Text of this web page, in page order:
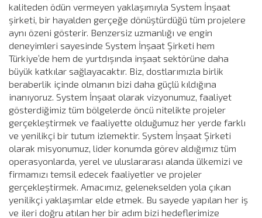
kaliteden ödün vermeyen yaklaşımıyla System İnşaat
şirketi, bir hayalden gerçeğe dönüştürdüğü tüm projelere
aynı özeni gösterir. Benzersiz uzmanlığı ve engin
deneyimleri sayesinde System İnşaat Şirketi hem
Türkiye’de hem de yurtdışında inşaat sektörüne daha
büyük katkılar sağlayacaktır. Biz, dostlarımızla birlik
beraberlik içinde olmanın bizi daha güçlü kıldığına
inanıyoruz. System İnşaat olarak vizyonumuz, faaliyet
gösterdiğimiz tüm bölgelerde öncü nitelikte projeler
gerçekleştirmek ve faaliyette olduğumuz her yerde farklı
ve yenilikçi bir tutum izlemektir. System İnşaat Şirketi
olarak misyonumuz, lider konumda görev aldığımız tüm
operasyonlarda, yerel ve uluslararası alanda ülkemizi ve
firmamızı temsil edecek faaliyetler ve projeler
gerçekleştirmek. Amacımız, gelenekselden yola çıkan
yenilikçi yaklaşımlar elde etmek. Bu sayede yapılan her iş
ve ileri doğru atılan her bir adım bizi hedeflerimize